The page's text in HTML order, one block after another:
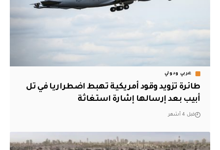
عربي ودولي
طائرة تزويد وقود أمريكية تهبط اضطراريا في تل
أبيب بعد إرسالها إشارة استغاثة
قبل 4 أشهر